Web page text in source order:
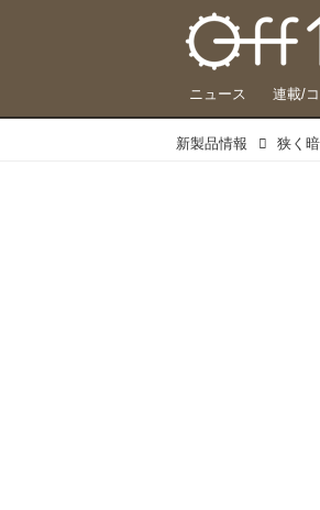
ニュース 連載/
新製品情報 狭く